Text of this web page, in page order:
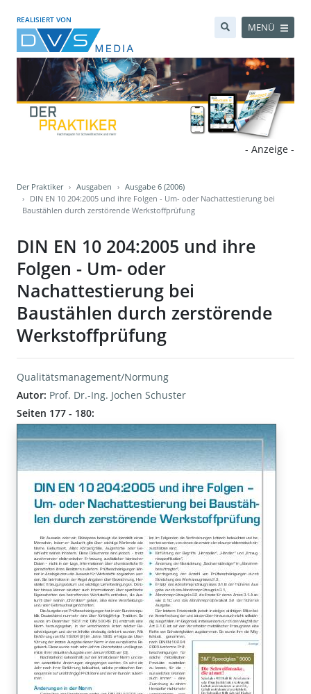
REALISIERT VON
MENÜ
- Anzeige -
Der Praktiker Ausgaben
Ausgabe 6 (2006)
DIN EN 10 204:2005 und ihre Folgen - Um- oder Nachattestierung bei
Baustählen durch zerstörende Werkstoffprüfung
DIN EN 10 204:2005 und ihre
Folgen - Um- oder
Nachattestierung bei
Baustählen durch zerstörende
Werkstoffprüfung
Qualitätsmanagement/Normung
Autor: Prof. Dr.-Ing. Jochen Schuster
Seiten 177 - 180: